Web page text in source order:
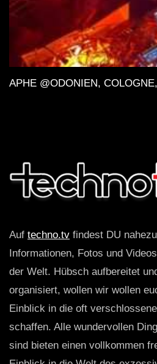
APHE @ODONIEN,
Auf techno.tv findest DU
Informationen, Fotos und
der Welt. Hübsch aufbereitet
organisiert, wollen wir wollen
Einblick in die oft
schaffen. Alle wundervollen
sind bieten einen vollkommen